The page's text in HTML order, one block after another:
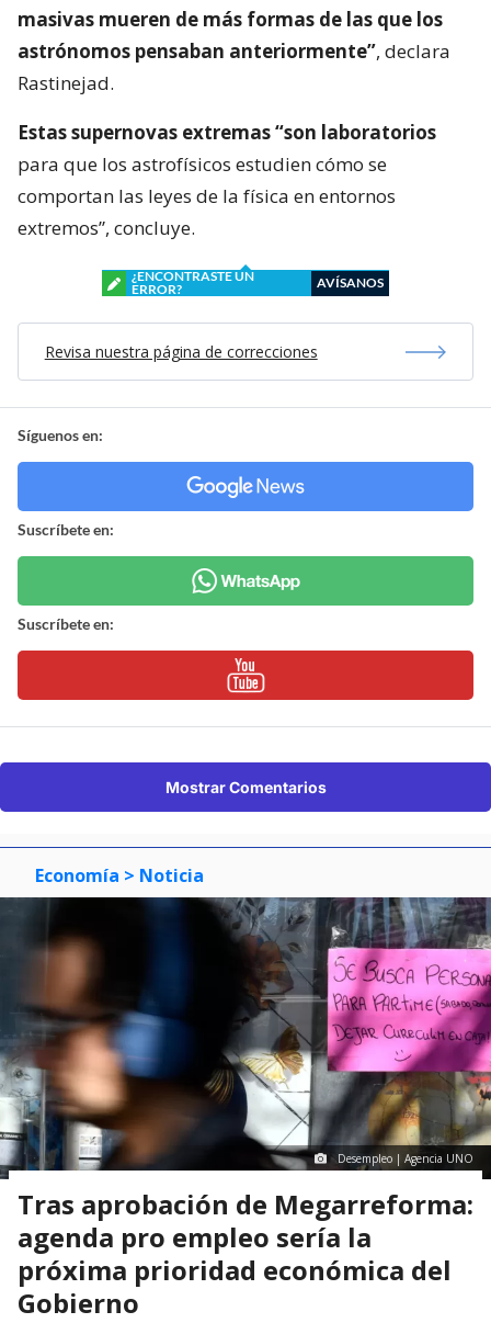
masivas mueren de más formas de las que los
astrónomos pensaban anteriormente”, declara
Rastinejad.
Estas supernovas extremas “son laboratorios
para que los astrofísicos estudien cómo se
comportan las leyes de la física en entornos
extremos”, concluye.
¿ENCONTRASTE UN
ERROR?
AVÍSANOS
Revisa nuestra página de correcciones
Síguenos en:
Suscríbete en:
Suscríbete en:
Mostrar Comentarios
Economía > Noticia
Desempleo | Agencia UNO
Tras aprobación de Megarreforma:
agenda pro empleo sería la
próxima prioridad económica del
Gobierno